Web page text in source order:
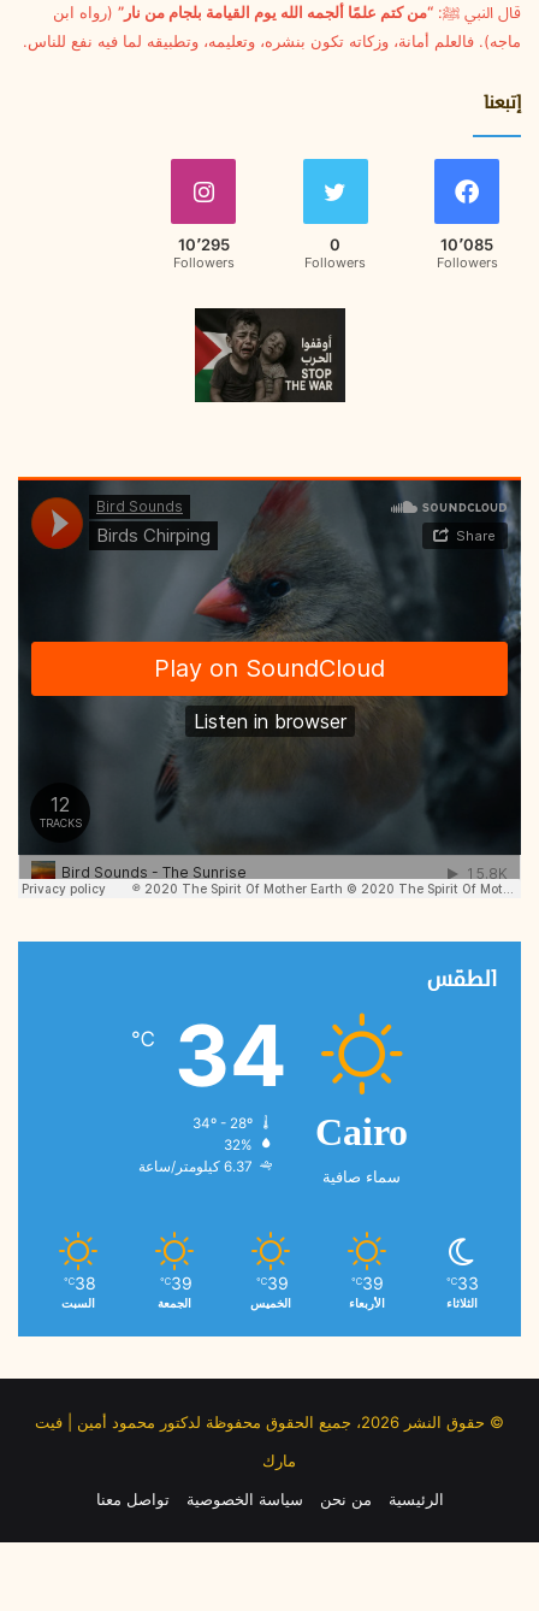
ن
ي
قال النبي ﷺ: “من كتم علمًا ألجمه الله يوم القيامة بلجام من نار” (رواه ابن
ماجه). فالعلم أمانة، وزكاته تكون بنشره، وتعليمه، وتطبيقه لما فيه نفع للناس.
إتبعنا
10٬085
Followers
0
Followers
10٬295
Followers
الطقس
Cairo
سماء صافية
34
℃
32%
6.37 كيلومتر/ساعة
33
℃
الثلاثاء
39
℃
الأربعاء
39
℃
الخميس
39
℃
الجمعة
38
℃
السبت
© حقوق النشر 2026، جميع الحقوق محفوظة لدكتور محمود أمين | فيت
مارك
الرئيسية
من نحن سياسة الخصوصية تواصل معنا